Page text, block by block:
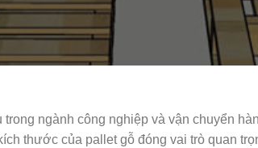
ngành công nghiệp và vận chuyển
thước của pallet gỗ đóng vai trò quan